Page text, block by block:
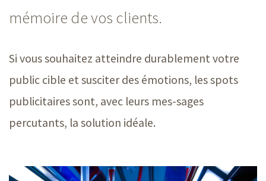
mémoire de vos clients.
Si vous souhaitez atteindre durablement votre
public cible et susciter des émotions, les spots
publicitaires sont, avec leurs mes-sages
percutants, la solution idéale.